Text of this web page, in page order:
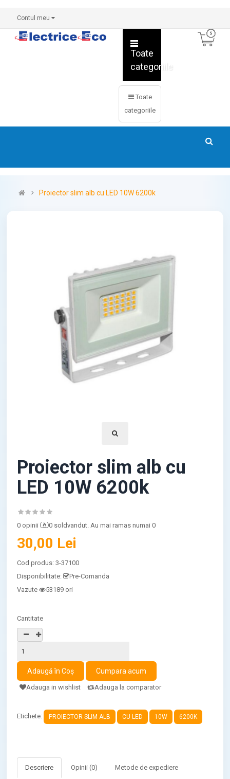
Contul meu
Toate
categoriile
Toate
categoriile
Proiector slim alb cu LED 10W 6200k
Proiector slim alb cu
LED 10W 6200k
0 opinii 0 soldvandut. Au mai ramas numai 0
30,00 Lei
Cod produs:3-37100
Disponibilitate:
Pre-Comanda
Vazute
53189 ori
Cantitate
Adauga in wishlist Adauga la comparator
Etichete: PROIECTOR SLIM ALB CU LED 10W 6200K
Descriere Opinii (0) Metode de expediere